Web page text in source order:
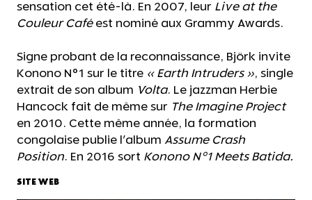
sensation cet été-là. En 2007, leur Live at the
Couleur Caféest nominé aux Grammy Awards.
Signe probant de la reconnaissance, Björk invite
Konono N°1 sur le titre « Earth Intruders », single
extrait de son album Volta. Le jazzman Herbie
Hancock fait de même sur The Imagine Project
en 2010. Cette même année, la formation
congolaise publie l'album Assume Crash
Position. En 2016 sort Konono N°1 Meets Batida.
SITE WEB